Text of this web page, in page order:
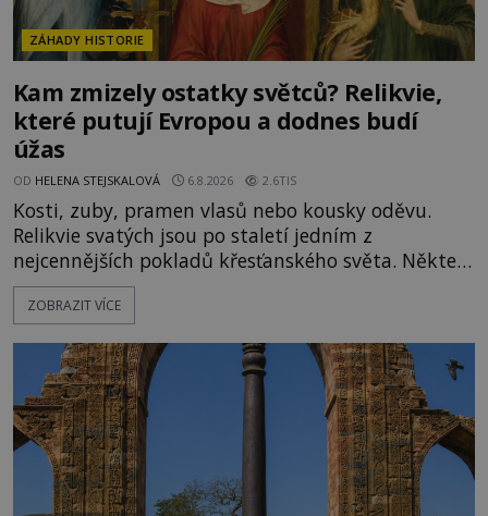
ZÁHADY HISTORIE
Kam zmizely ostatky světců? Relikvie,
které putují Evropou a dodnes budí
úžas
OD HELENA STEJSKALOVÁ 6.8.2026 2.6TIS
Kosti, zuby, pramen vlasů nebo kousky oděvu.
Relikvie svatých jsou po staletí jedním z
nejcennějších pokladů křesťanského světa. Některé
mají pečlivě doloženou historii, jiné provází
záhady, krádeže i nečekané objevy. Jejich osudy
o skutečné historické události. Ve středověké
Evropě mají relikvie mimořádnou hodnotu. Nejsou
jen předmětem úcty
ZOBRAZIT VÍCE